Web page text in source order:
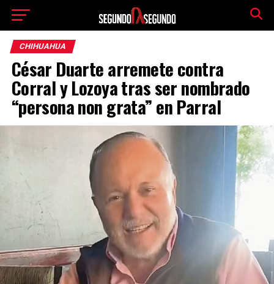
CHIHUAHUA
César Duarte arremete contra
Corral y Lozoya tras ser nombrado
“persona non grata” en Parral